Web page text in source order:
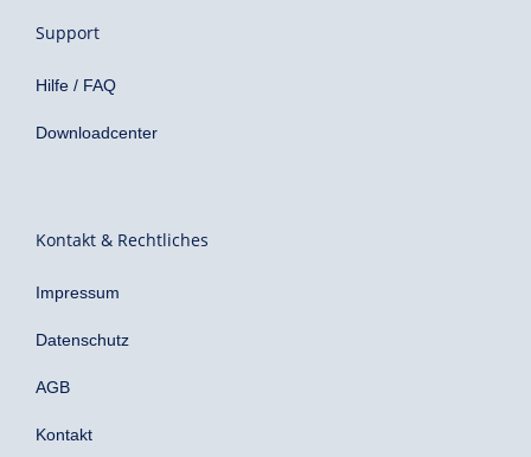
Support
Hilfe / FAQ
Downloadcenter
Kontakt & Rechtliches
Impressum
Datenschutz
AGB
Kontakt